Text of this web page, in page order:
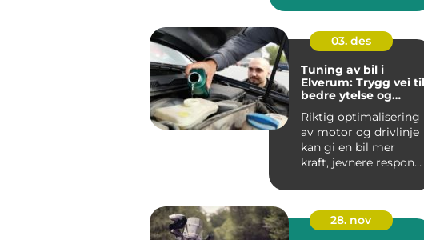
rundt verkst...
03. des
Tuning av bil i
Elverum: Trygg vei til
bedre ytelse og
Riktig optimalisering
av motor og drivlinje
kan gi en bil mer
kraft, jevnere respons
28. nov